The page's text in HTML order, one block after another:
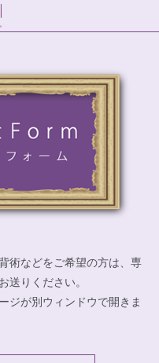
術などをご希望の方は、専
送りください。
ジが別ウィンドウで開きま